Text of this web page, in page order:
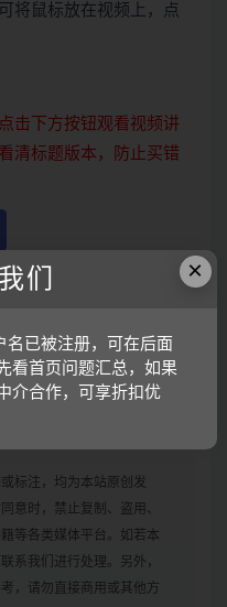
将鼠标放在视频上，点
击下方按钮观看视频讲
清标题版本，防止买错
标注，均为本站原创发
意时，禁止复制、盗用、
等各类媒体平台。如若本
系我们进行处理。另外，
，请勿直接商用或其他方
×
们
名已被注册，可在后面
看首页问题汇总，如果
介合作，可享折扣优